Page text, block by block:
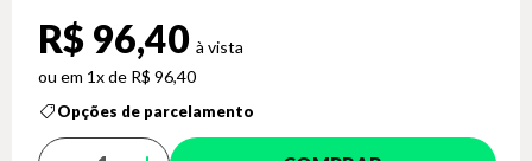
R$ 96,40
1x de R$ 96,40
Opções de parcelamento